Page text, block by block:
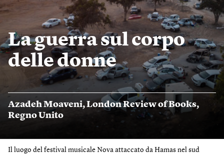
Il luogo del festival musicale Nova attaccato da Hamas nel sud
La guerra sul corpo
delle donne
Azadeh Moaveni,London Review of Books,
Regno Unito